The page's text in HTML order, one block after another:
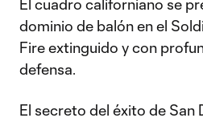
El cuadro californiano se
dominio de balón en el
Fire extinguido y con
defensa.
El secreto del éxito de San